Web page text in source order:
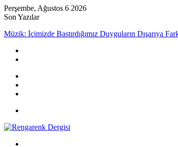
Perşembe, Ağustos 6 2026
Son Yazılar
Müzik: İçimizde Bastırdığımız Duyguların Dışarıya